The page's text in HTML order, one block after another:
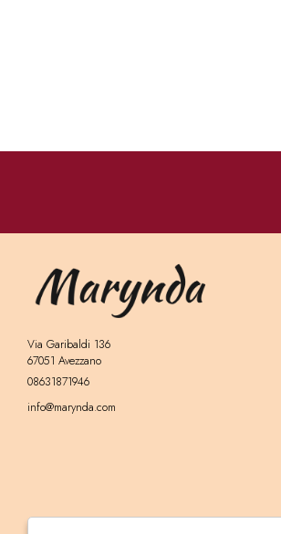
Via Garibaldi 136
67051 Avezzano
08631871946
info@marynda.com